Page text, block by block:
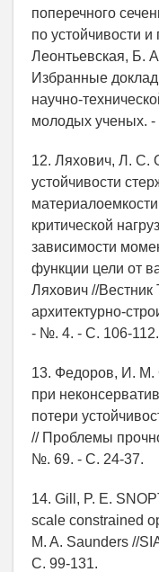
поперечного
по устойчивости
Леонтьевская, Б.
Избранные
научно-
молодых ученых. -
12. Ляхович, Л. С.
устойчивости
критической
зависимости
функции цели от
Ляхович //Вестник
архитектурно-
- №. 4. - С. 106-112.
13. Федоров, И. М.
при
потери
// Проблемы
№. 69. - С. 24-37.
14. Gill, P. E.
scale constrained
M. A. Saunders //
С. 99-131.